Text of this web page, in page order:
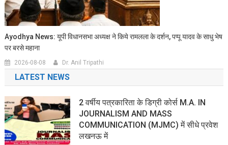
Ayodhya News: यूपी विधानसभा अध्यक्ष ने किये रामलला के दर्शन, पप्पू यादव के साधु भेष
पर बरसे महाना
2026-08-08 Dr. Anil Tripathi
LATEST NEWS
2 वर्षीय पत्रकारिता के डिग्री कोर्स M.A. IN
JOURNALISM AND MASS
COMMUNICATION (MJMC) में सीधे प्रवेश
लखनऊ में